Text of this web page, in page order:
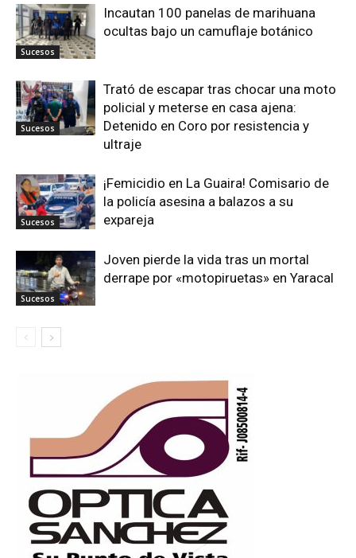
Sucesos
Incautan 100 panelas de marihuana
ocultas bajo un camuflaje botánico
Sucesos
Trató de escapar tras chocar una moto
policial y meterse en casa ajena:
Detenido en Coro por resistencia y
ultraje
Sucesos
¡Femicidio en La Guaira! Comisario de
la policía asesina a balazos a su
expareja
Sucesos
Joven pierde la vida tras un mortal
derrape por «motopiruetas» en Yaracal